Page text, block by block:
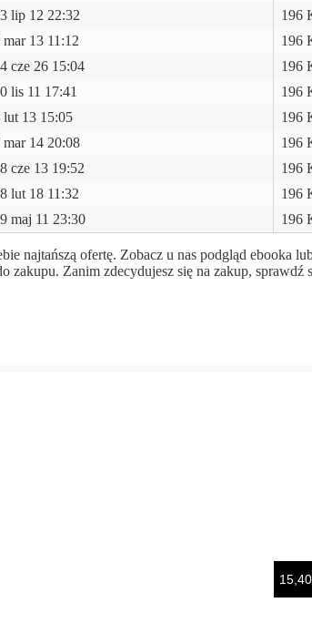
lip 12 22:32
196
mar 13 11:12
196
cze 26 15:04
196
lis 11 17:41
196
lut 13 15:05
196
mar 14 20:08
196
cze 13 19:52
196
lut 18 11:32
196
maj 11 23:30 196
najtańszą ofertę. Zobacz u nas podgląd ebooka
Zanim zdecydujesz się na zakup, sprawdź